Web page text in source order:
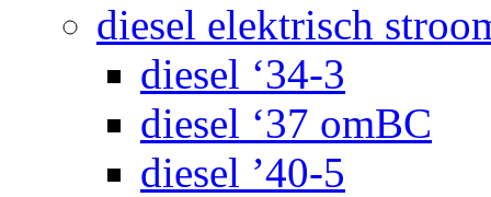
diesel elektrisch
diesel ‘34-3
diesel ‘37 omBC
diesel ’40-5